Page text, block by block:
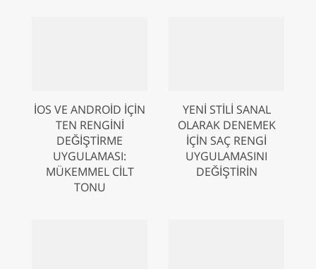
İOS VE ANDROID IÇIN
TEN RENGINI
DEĞIŞTIRME
UYGULAMASI:
MÜKEMMEL CILT
TONU
YENI STILI SANAL
OLARAK DENEMEK
IÇIN SAÇ RENGI
UYGULAMASINI
DEĞIŞTIRIN